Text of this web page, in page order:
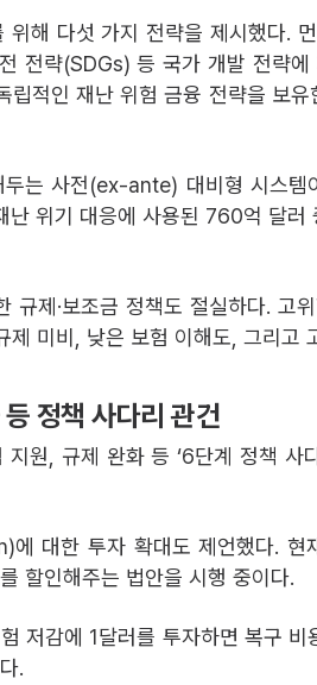
해 다섯 가지 전략을 제시했다.
전략(SDGs) 등 국가 개발 전략
적인 재난 위험 금융 전략을 보
는 사전(ex-ante) 대비형 시스템
위기 대응에 사용된 760억 달러
규제·보조금 정책도 절실하다. 고
제 미비, 낮은 보험 이해도, 그리고
정책 사다리 관건
원, 규제 완화 등 ‘6단계 정책 사
대한 투자 확대도 제언했다. 현
할인해주는 법안을 시행 중이다.
저감에 1달러를 투자하면 복구
.